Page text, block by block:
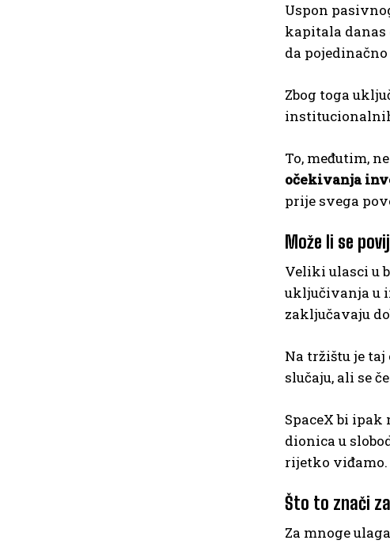
Uspon
kapitala
da
Zbog toga
To, međutim,
očekivanja
prije svega
Može li se
Veliki ulasci u
uključivanja u
zaključavaju
Na tržištu je taj
slučaju, ali se
SpaceX bi
dionica u
rijetko viđamo.
Što to znači
Za mnoge